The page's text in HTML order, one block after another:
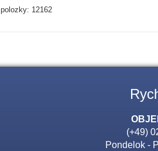
polozky: 12162
(+49)
Pondelok -